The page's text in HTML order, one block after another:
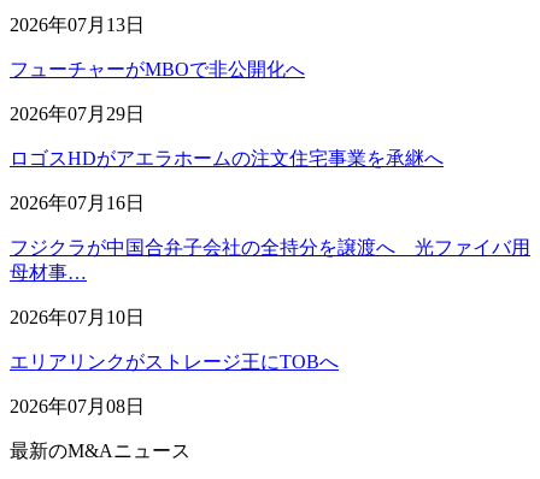
2026年07月13日
フューチャーがMBOで非公開化へ
2026年07月29日
ロゴスHDがアエラホームの注文住宅事業を承継へ
2026年07月16日
フジクラが中国合弁子会社の全持分を譲渡へ 光ファイバ用
母材事…
2026年07月10日
エリアリンクがストレージ王にTOBへ
2026年07月08日
最新のM&Aニュース